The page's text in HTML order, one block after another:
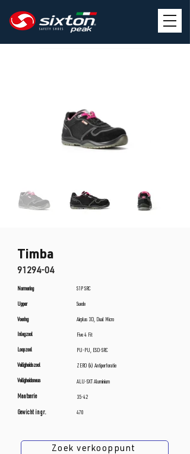
Timba
91294-04
Normering S1P SRC
Upper Suede
Voering Airplus 3D, Dual Micro
Inlegzool Five 4 Fit
Loopzool PU-PU, ESD-SRC
Veiligheidszool ZERO (k) Antiperforatie
Veiligheidsneus ALU-SXT Aluminium
Maatserie 35-42
Gewicht in gr. 470
Zoek verkooppunt